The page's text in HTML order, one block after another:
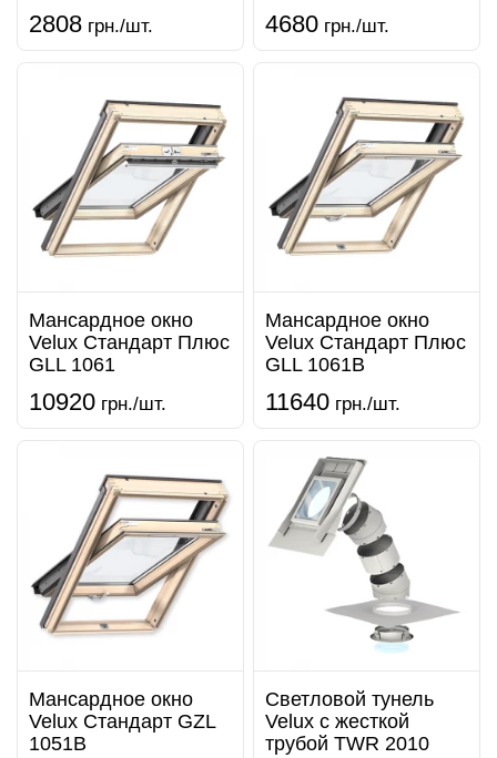
2808 грн./шт. 4680 грн./шт.
Мансардное окно
Velux Стандарт Плюс
GLL 1061
10920 грн./шт.
Мансардное окно
Velux Стандарт Плюс
GLL 1061B
11640 грн./шт.
Мансардное окно
Velux Стандарт GZL
1051B
Светловой тунель
Velux с жесткой
трубой TWR 2010